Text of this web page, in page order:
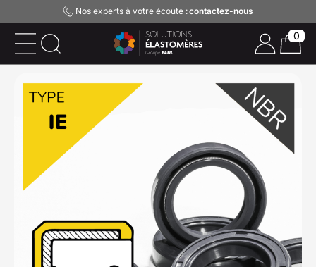
Nos experts à votre écoute :contactez-nous
0